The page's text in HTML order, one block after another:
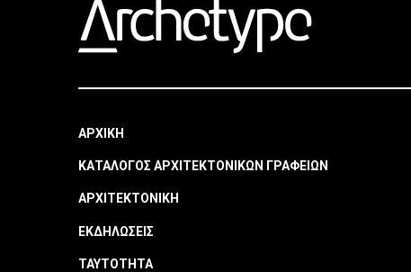
ΑΡΧΙΚΗ
ΚΑΤΑΛΟΓΟΣ ΑΡΧΙΤΕΚΤΟΝΙΚΩΝ ΓΡΑΦΕΙΩΝ
ΑΡΧΙΤΕΚΤΟΝΙΚΗ
ΕΚΔΗΛΩΣΕΙΣ
ΤΑΥΤΟΤΗΤΑ